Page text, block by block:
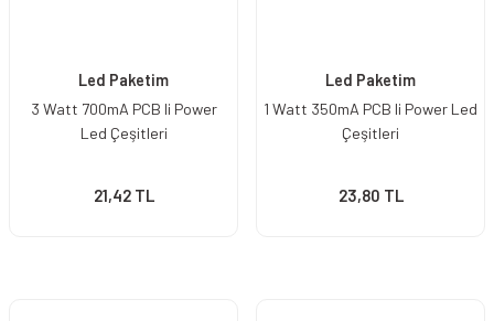
Led Paketim
3 Watt 700mA PCB li Power
Led Çeşitleri
21,42 TL
Led Paketim
1 Watt 350mA PCB li Power Led
Çeşitleri
23,80 TL